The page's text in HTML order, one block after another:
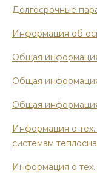
Долгосрочные
Информация об
Общая
Общая
Общая
Информация о
системам
Информация о